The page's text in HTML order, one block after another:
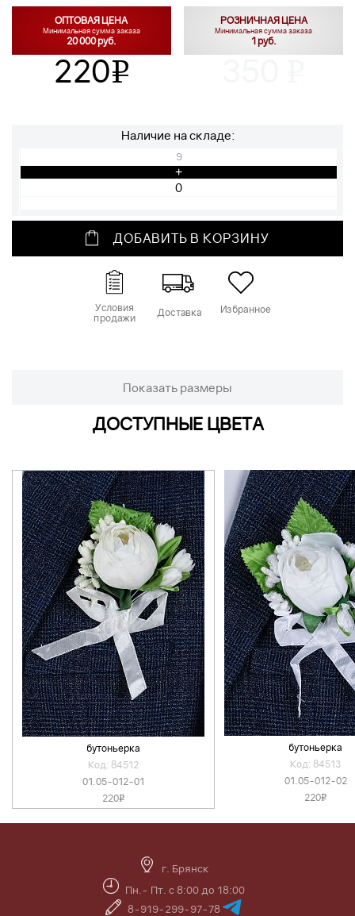
ОПТОВАЯ ЦЕНА
Минимальная сумма заказа
20 000 руб.
220v
РОЗНИЧНАЯ ЦЕНА
Минимальная сумма заказа
1 руб.
Наличие на складе:
9
+
ДОБАВИТЬ В КОРЗИНУ
Условия
продажи
Доставка Избранное
Показать размеры
ДОСТУПНЫЕ ЦВЕТА
бутоньерка
Код: 84512
01.05-012-01
220v
бутоньерка
Код: 84513
01.05-012-02
220v
г. Брянск
Пн.- Пт. с 8:00 до 18:00
8-919-299-97-78